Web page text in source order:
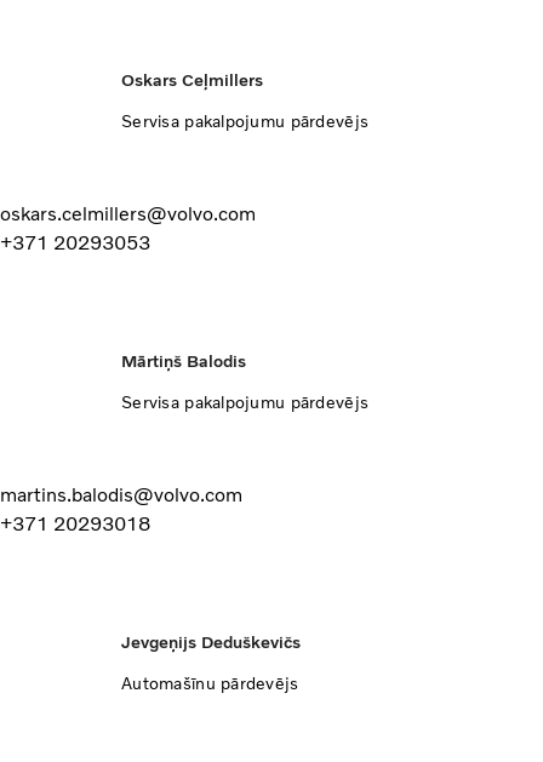
Oskars Ceļmillers
Servisa pakalpojumu pārdevējs
oskars.celmillers@volvo.com
+371 20293053
Mārtiņš Balodis
Servisa pakalpojumu pārdevējs
martins.balodis@volvo.com
+371 20293018
Jevgeņijs Deduškevičs
Automašīnu pārdevējs